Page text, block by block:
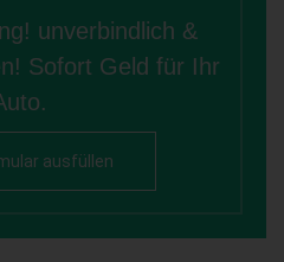
unverbindlich &
Sofort Geld für Ihr
ausfüllen